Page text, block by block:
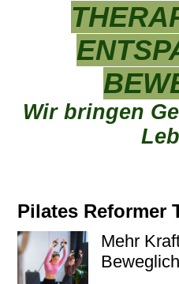
Wir bringen
Pilates Reformer
Mehr